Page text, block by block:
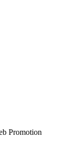
Promotion